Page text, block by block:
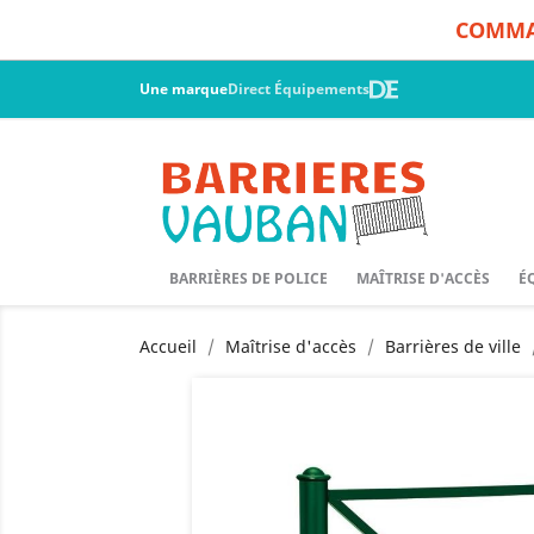
Une marqueDirect Équipements
BARRIÈRES DE POLICE MAÎTRISE D'ACCÈS
Accueil Maîtrise d'accès Barrières de ville